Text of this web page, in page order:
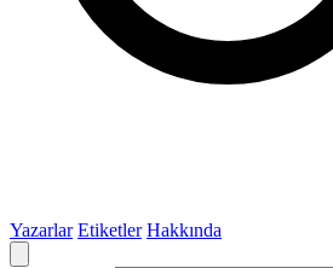
Yazarlar Etiketler Hakkında